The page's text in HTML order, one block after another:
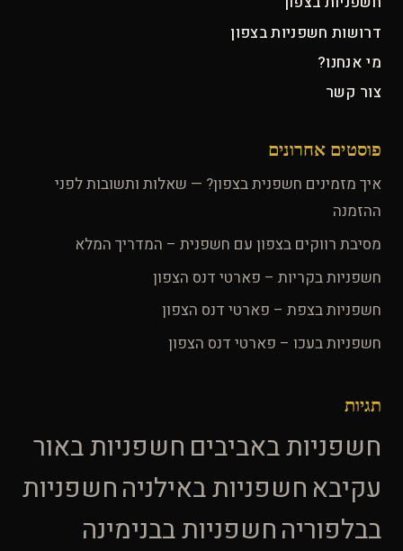
דרושות חשפניות בצפון
מי אנחנו?
צור קשר
פוסטים אחרונים
איך מזמינים חשפנית בצפון? — שאלות ותשובות לפני
ההזמנה
מסיבת רווקים בצפון עם חשפנית – המדריך המלא
חשפניות בקריות – פארטי דנס הצפון
חשפניות בצפת – פארטי דנס הצפון
חשפניות בעכו – פארטי דנס הצפון
תגיות
חשפניות באביבים חשפניות באור
עקיבאחשפניות באילניהחשפניות
בבלפוריהחשפניות בבנימינה